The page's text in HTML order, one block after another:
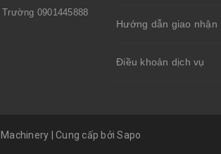
Trường 0901445888
Hướng dẫn giao nhận
Điều khoản dịch vụ
| Cung cấp bởiSapo